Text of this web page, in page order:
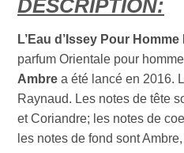
DESCRIPTION:
L’Eau d’Issey Pour
parfum Orientale pour
Ambre a été lancé en 2016.
Raynaud. Les notes de tête
et Coriandre; les notes de
les notes de fond sont